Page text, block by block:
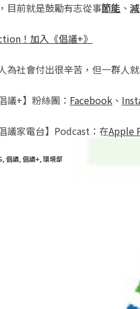
目前就是鼓勵有志從事節能 、
！加入《倡議+》
為社會付出很辛苦，但一群人
議+】粉絲團： Facebook 、
議家電台】Podcast：在Apple
倡議 倡議+ 環境部